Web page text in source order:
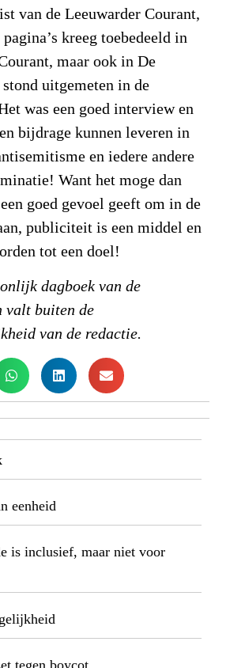
van de Leeuwarder Courant,
kreeg toebedeeld in
maar ook in De
uitgemeten in de
was een goed interview en
bijdrage kunnen leveren in
en iedere andere
Want het moge dan
goed gevoel geeft om in de
publiciteit is een middel en
tot een doel!
dagboek van de
valt buiten de
van de redactie.
eenheid
is inclusief, maar niet voor
tegen boycot